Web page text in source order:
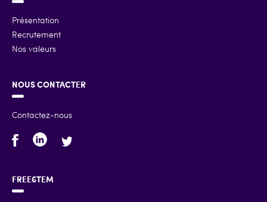
Présentation
Recrutement
Nos valeurs
NOUS CONTACTER
Contactez-nous
FREE6TEM